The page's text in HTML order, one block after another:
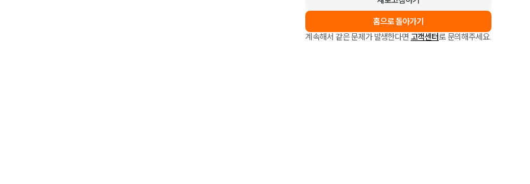
홈으로 돌아가기
계속해서 같은 문제가 발생한다면 고객센터로 문의해주세요.